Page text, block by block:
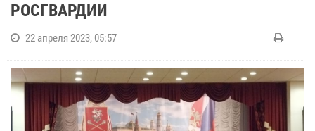
РОСГВАРДИИ
22 апреля 2023, 05:57